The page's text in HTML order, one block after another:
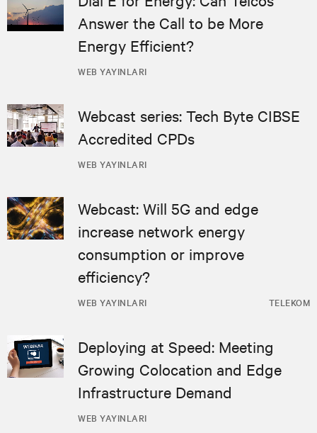
WEB YAYINLARI
Answer the Call to be More
Energy Efficient?
WEB YAYINLARI
Webcast series: Tech Byte CIBSE
Accredited CPDs
WEB YAYINLARI TELEKOM
Webcast: Will 5G and edge
increase network energy
consumption or improve
efficiency?
WEB YAYINLARI
Deploying at Speed: Meeting
Growing Colocation and Edge
Infrastructure Demand